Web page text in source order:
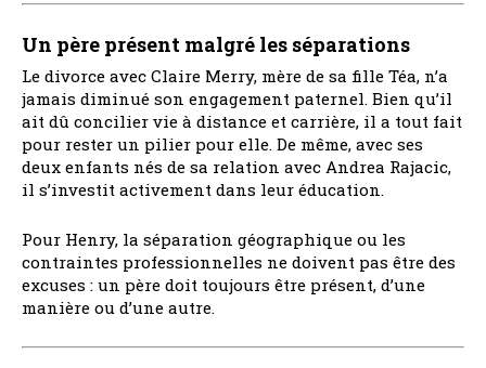
Un père présent malgré les séparations
Le divorce avec Claire Merry, mère de sa fille Téa, n’a
jamais diminué son engagement paternel. Bien qu’il
ait dû concilier vie à distance et carrière, il a tout fait
pour rester un pilier pour elle. De même, avec ses
deux enfants nés de sa relation avec Andrea Rajacic,
il s’investit activement dans leur éducation.
Pour Henry, la séparation géographique ou les
contraintes professionnelles ne doivent pas être des
excuses : un père doit toujours être présent, d’une
manière ou d’une autre.